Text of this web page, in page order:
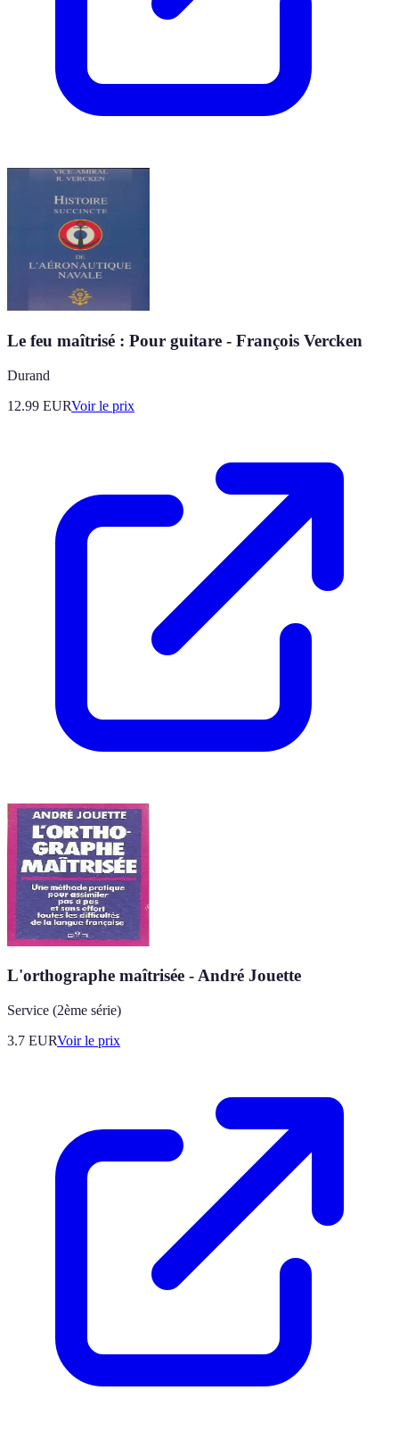
Le feu maîtrisé : Pour guitare - François Vercken
Durand
12.99 EURVoir le prix
L'orthographe maîtrisée - André Jouette
Service (2ème série)
3.7 EURVoir le prix